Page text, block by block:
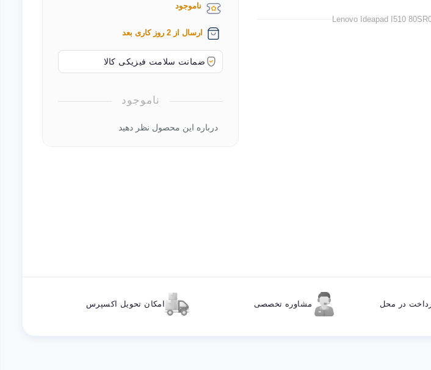
Lenovo Ideapad I510
ناموجود
ارسال از 2 روز کاری بعد
ضمانت سلامت فیزیکی کالا
ناموجود
درباره این محصول نظر دهید
در محل مشاوره تخصصی امکان تحویل اکسپرس